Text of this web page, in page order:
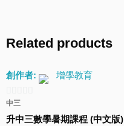
Related products
創作者: 增學教育
0
out
中三
升中三數學暑期課程 (中文版)